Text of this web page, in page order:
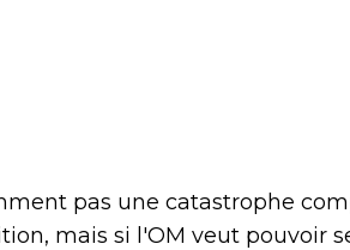
pas une catastrophe
mais si l'OM veut pouvoir